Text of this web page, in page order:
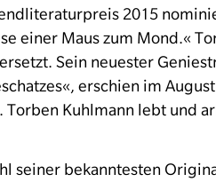
2015
einer Maus zum Mond.«
Sein neuester
erschien im
Torben Kuhlmann lebt und
seiner bekanntesten